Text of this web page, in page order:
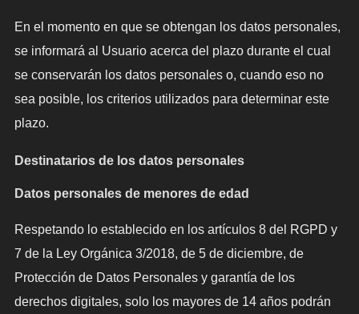
En el momento en que se obtengan los datos personales,
se informará al Usuario acerca del plazo durante el cual
se conservarán los datos personales o, cuando eso no
sea posible, los criterios utilizados para determinar este
plazo.
Destinatarios de los datos personales
Datos personales de menores de edad
Respetando lo establecido en los artículos 8 del RGPD y
7 de la Ley Orgánica 3/2018, de 5 de diciembre, de
Protección de Datos Personales y garantía de los
derechos digitales, solo los mayores de 14 años podrán